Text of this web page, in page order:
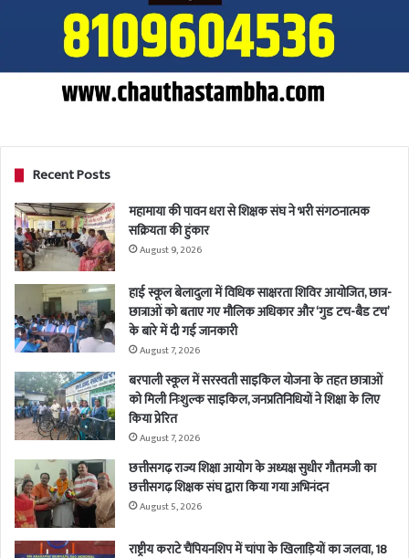
Recent Posts
महामाया की पावन धरा से शिक्षक संघ ने भरी संगठनात्मक
सक्रियता की हुंकार
August 9, 2026
हाई स्कूल बेलादुला में विधिक साक्षरता शिविर आयोजित, छात्र-
छात्राओं को बताए गए मौलिक अधिकार और ‘गुड टच-बैड टच’
के बारे में दी गई जानकारी
August 7, 2026
बरपाली स्कूल में सरस्वती साइकिल योजना के तहत छात्राओं
को मिली निःशुल्क साइकिल, जनप्रतिनिधियों ने शिक्षा के लिए
किया प्रेरित
August 7, 2026
छत्तीसगढ़ राज्य शिक्षा आयोग के अध्यक्ष सुधीर गौतमजी का
छत्तीसगढ़ शिक्षक संघ द्वारा किया गया अभिनंदन
August 5, 2026
राष्ट्रीय कराटे चैंपियनशिप में चांपा के खिलाड़ियों का जलवा, 18